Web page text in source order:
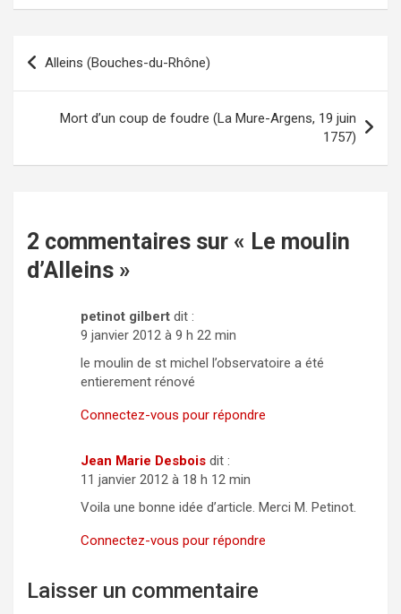
Navigation
de
l’article
Alleins (Bouches-du-Rhône)
Mort d’un coup de foudre (La Mure-Argens, 19 juin
1757)
2 commentaires sur « Le moulin
d’Alleins »
petinot gilbert dit :
9 janvier 2012 à 9 h 22 min
le moulin de st michel l’observatoire a été
entierement rénové
Connectez-vous pour répondre
Jean Marie Desbois dit :
11 janvier 2012 à 18 h 12 min
Voila une bonne idée d’article. Merci M. Petinot.
Connectez-vous pour répondre
Laisser un commentaire